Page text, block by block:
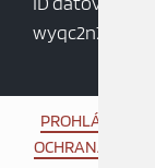
wyqc2n7
PROHLÁŠENÍ O
OCHRANA